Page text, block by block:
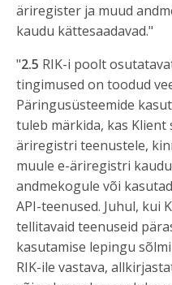
äriregister ja muud
kaudu kättesaadavad."
"2.5 RIK-i poolt
tingimused on toodud
Päringusüsteemide
tuleb märkida, kas
äriregistri teenustele,
muule e-äriregistri
andmekogule või
API-teenused. Juhul, kui
tellitavaid teenuseid
kasutamise lepingu
RIK-ile vastava,